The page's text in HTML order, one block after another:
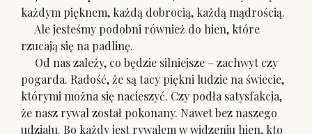
każdym pięknem, każdą dobrocią, każdą mądrością.
Ale jesteśmy podobni również do hien, które
rzucają się na padlinę.
Od nas zależy, co będzie silniejsze – zachwyt czy
pogarda. Radość, że są tacy piękni ludzie na świecie,
którymi można się nacieszyć. Czy podła satysfakcja,
że nasz rywal został pokonany. Nawet bez naszego
udziału. Bo każdy jest rywalem w widzeniu hien, kto